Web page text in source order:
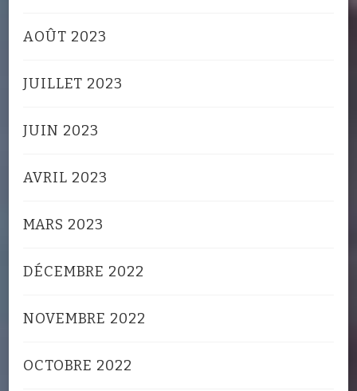
AOÛT 2023
JUILLET 2023
JUIN 2023
AVRIL 2023
MARS 2023
DÉCEMBRE 2022
NOVEMBRE 2022
OCTOBRE 2022